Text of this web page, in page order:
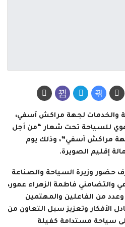
والخدمات لجهة مراكش آسفي،
للسياحة تحت شعار “من أجل
مراكش آسفي”، وذلك يوم
حضور وزيرة السياحة والصناعة
والتضامني فاطمة الزهراء عمور،
من الفاعلين والمهتمين
الأفكار وتعزيز سبل التعاون من
سياحة مستدامة كفيلة